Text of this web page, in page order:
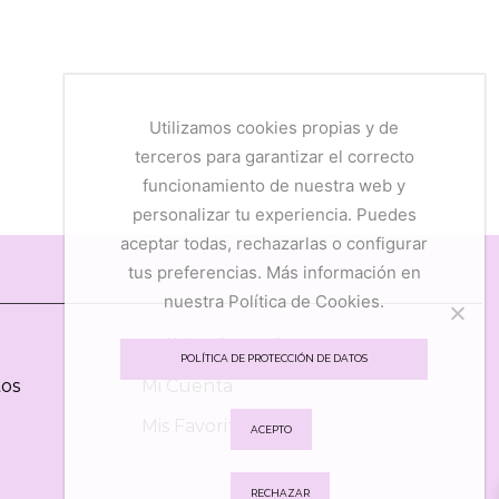
Política de Cookies
Mi Cuenta
Mis Favoritos
Utilizamos cookies propias y de
terceros para garantizar el correcto
funcionamiento de nuestra web y
personalizar tu experiencia. Puedes
aceptar todas, rechazarlas o configurar
tus preferencias. Más información en
nuestra Política de Cookies.
POLÍTICA DE PROTECCIÓN DE DATOS
ACEPTO
RECHAZAR